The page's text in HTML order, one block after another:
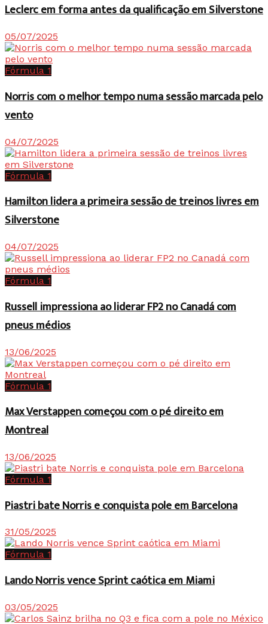
Leclerc em forma antes da qualificação em Silverstone
05/07/2025
Fórmula 1
Norris com o melhor tempo numa sessão marcada pelo
vento
04/07/2025
Fórmula 1
Hamilton lidera a primeira sessão de treinos livres em
Silverstone
04/07/2025
Fórmula 1
Russell impressiona ao liderar FP2 no Canadá com
pneus médios
13/06/2025
Fórmula 1
Max Verstappen começou com o pé direito em
Montreal
13/06/2025
Fórmula 1
Piastri bate Norris e conquista pole em Barcelona
31/05/2025
Fórmula 1
Lando Norris vence Sprint caótica em Miami
03/05/2025